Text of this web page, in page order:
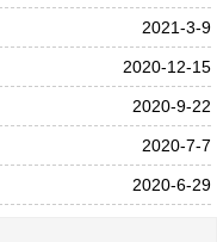
2021-3-9
2020-12-15
2020-9-22
2020-7-7
2020-6-29